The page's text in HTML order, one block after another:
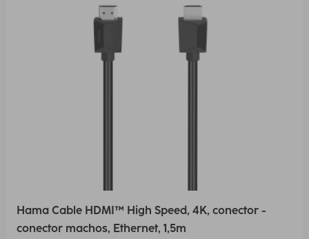
Hama Cable HDMI™ High Speed, 4K, conector -
conector machos, Ethernet, 1,5m